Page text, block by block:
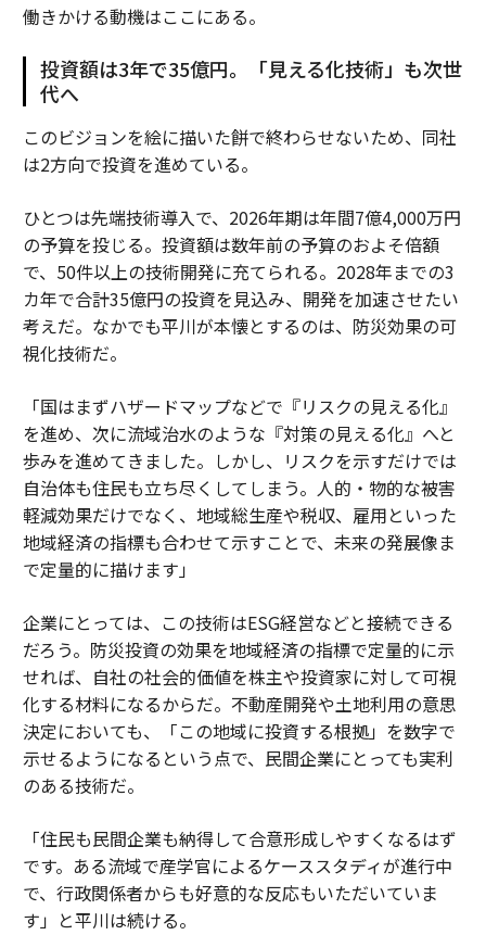
働きかける動機はここにある。
投資額は3年で35億円。「見える化技術」も次世
代へ
このビジョンを絵に描いた餅で終わらせないため、同社
は2方向で投資を進めている。
ひとつは先端技術導入で、2026年期は年間7億4,000万円
の予算を投じる。投資額は数年前の予算のおよそ倍額
で、50件以上の技術開発に充てられる。2028年までの3
カ年で合計35億円の投資を見込み、開発を加速させたい
考えだ。なかでも平川が本懐とするのは、防災効果の可
視化技術だ。
「国はまずハザードマップなどで『リスクの見える化』
を進め、次に流域治水のような『対策の見える化』へと
歩みを進めてきました。しかし、リスクを示すだけでは
自治体も住民も立ち尽くしてしまう。人的・物的な被害
軽減効果だけでなく、地域総生産や税収、雇用といった
地域経済の指標も合わせて示すことで、未来の発展像ま
で定量的に描けます」
企業にとっては、この技術はESG経営などと接続できる
だろう。防災投資の効果を地域経済の指標で定量的に示
せれば、自社の社会的価値を株主や投資家に対して可視
化する材料になるからだ。不動産開発や土地利用の意思
決定においても、「この地域に投資する根拠」を数字で
示せるようになるという点で、民間企業にとっても実利
のある技術だ。
「住民も民間企業も納得して合意形成しやすくなるはず
です。ある流域で産学官によるケーススタディが進行中
で、行政関係者からも好意的な反応もいただいていま
す」と平川は続ける。